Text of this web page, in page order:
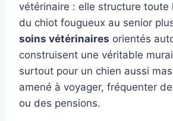
vétérinaire : elle structure toute
du chiot fougueux au senior
soins vétérinaires orientés
construisent une véritable
surtout pour un chien aussi
amené à voyager, fréquenter
ou des pensions.